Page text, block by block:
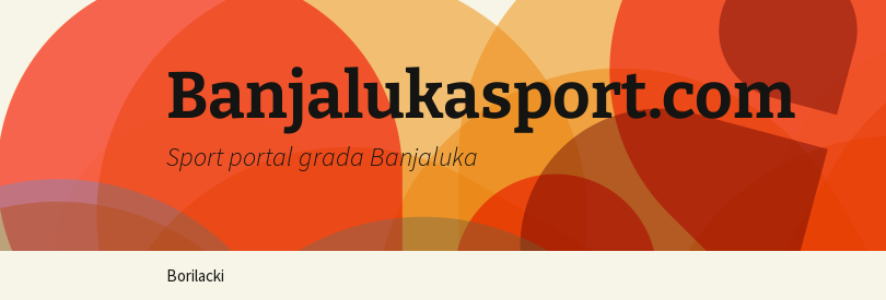
Banjalukasport.com
Sport portal grada Banjaluka
Skip
Borilacki